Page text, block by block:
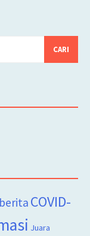
berita COVID-
Juara